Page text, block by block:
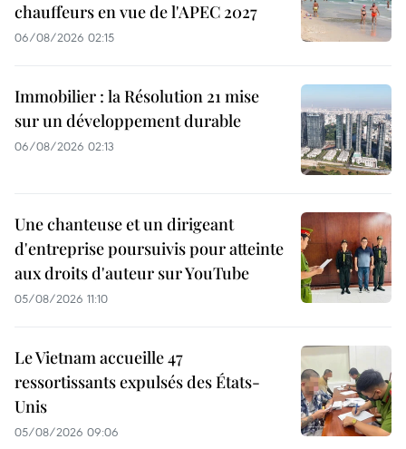
chauffeurs en vue de l'APEC 2027
06/08/2026 02:15
Immobilier : la Résolution 21 mise
sur un développement durable
06/08/2026 02:13
Une chanteuse et un dirigeant
d'entreprise poursuivis pour atteinte
aux droits d'auteur sur YouTube
05/08/2026 11:10
Le Vietnam accueille 47
ressortissants expulsés des États-
Unis
05/08/2026 09:06